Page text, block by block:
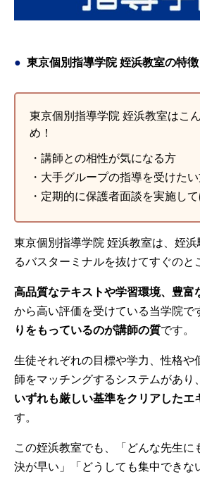
東京個別指導学院 姪浜教室の特徴
東京個別指導学院 姪浜教室はこ
め！
・講師との相性が気になる方
・大手グループの指導を受けた
・定期的に保護者面談を実施し
東京個別指導学院 姪浜教室は、姪
るバスターミナルを抜けてすぐのと
高品質なテキストや学習環境、豊富
から高い評価を受けている当学院で
りをもっているのが講師の質です。
生徒それぞれの目標や学力、性格や
師をマッチングするシステムがあり
いずれも厳しい基準をクリアしたエ
す。
この姪浜教室でも、「どんな先生に
決が早い」「どうしても集中できな